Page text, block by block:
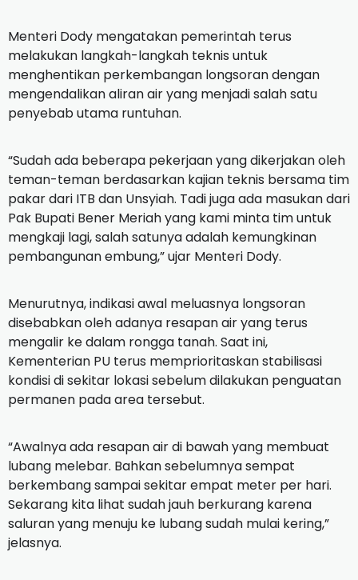
Menteri Dody mengatakan pemerintah terus
melakukan langkah-langkah teknis untuk
menghentikan perkembangan longsoran dengan
mengendalikan aliran air yang menjadi salah satu
penyebab utama runtuhan.
“Sudah ada beberapa pekerjaan yang dikerjakan oleh
teman-teman berdasarkan kajian teknis bersama tim
pakar dari ITB dan Unsyiah. Tadi juga ada masukan dari
Pak Bupati Bener Meriah yang kami minta tim untuk
mengkaji lagi, salah satunya adalah kemungkinan
pembangunan embung,” ujar Menteri Dody.
Menurutnya, indikasi awal meluasnya longsoran
disebabkan oleh adanya resapan air yang terus
mengalir ke dalam rongga tanah. Saat ini,
Kementerian PU terus memprioritaskan stabilisasi
kondisi di sekitar lokasi sebelum dilakukan penguatan
permanen pada area tersebut.
“Awalnya ada resapan air di bawah yang membuat
lubang melebar. Bahkan sebelumnya sempat
berkembang sampai sekitar empat meter per hari.
Sekarang kita lihat sudah jauh berkurang karena
saluran yang menuju ke lubang sudah mulai kering,”
jelasnya.